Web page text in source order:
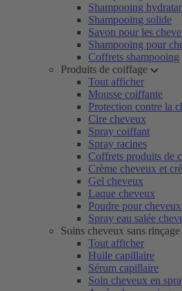
Shampooing
Shampooing solide
Savon pour les
Shampooing pour
Coffrets shampooing
Produits de coiffage
Tout afficher
Mousse coiffante
Protection contre la
Cire cheveux
Spray coiffant
Spray racines
Coffrets produits de
Crème cheveux et
Gel cheveux
Laque cheveux
Poudre pour cheveux
Spray eau salée
Soins cheveux sans rinçage
Tout afficher
Huile capillaire
Sérum capillaire
Soin cheveux en